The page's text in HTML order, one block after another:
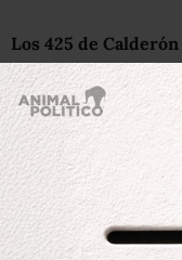
Los 425 de Calderón
Un detalle que
30 de noviembre de
Calderón modificó
Presidencial (EMP)
elementos de
mientras el resto de
familia era un núcleo